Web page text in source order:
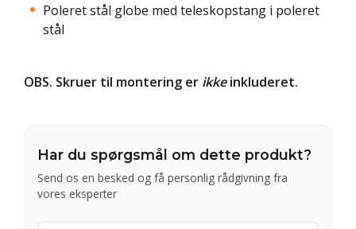
Poleret stål globe med teleskopstang i poleret
stål
OBS. Skruer til montering er ikkeinkluderet.
Har du spørgsmål om dette produkt?
Send os en besked og få personlig rådgivning fra
vores eksperter